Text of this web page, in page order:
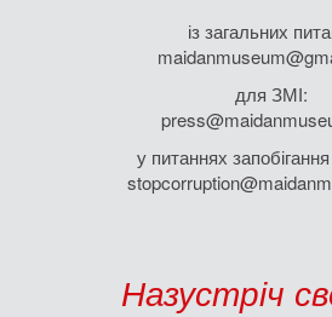
із загальних
для ЗМІ:
у питаннях запобігання
Назустріч